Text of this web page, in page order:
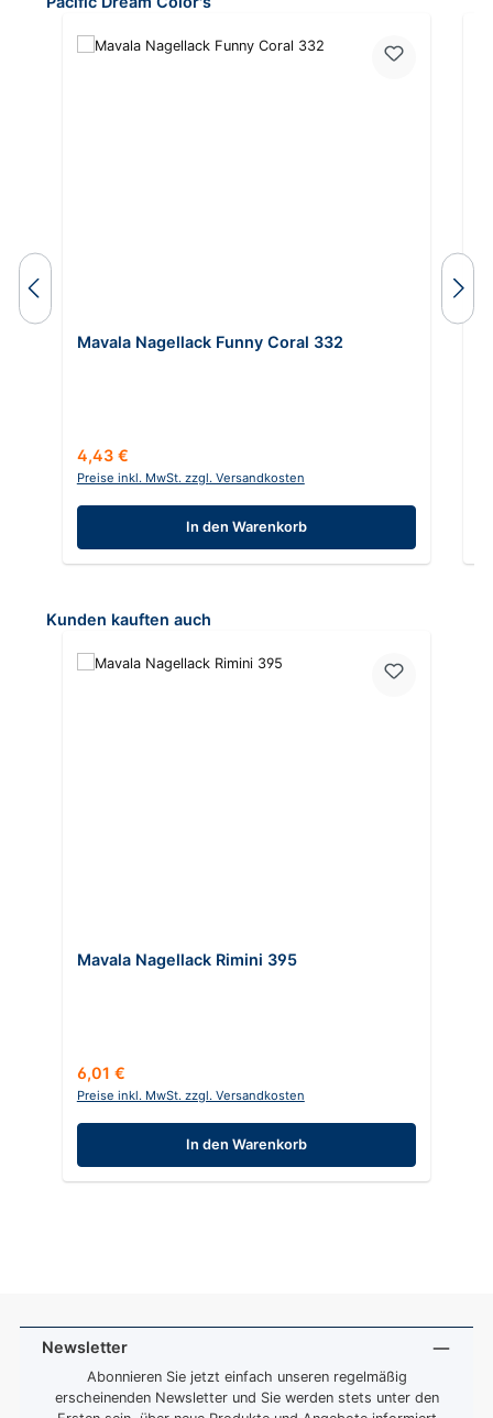
Mavala Nagellack Funny Coral 332
Regulärer Preis:
4,43 €
Preise inkl. MwSt. zzgl. Versandkosten
In den Warenkorb
Produktgalerie überspringen
Kunden kauften auch
Mavala Nagellack Rimini 395
Regulärer Preis:
6,01 €
Preise inkl. MwSt. zzgl. Versandkosten
In den Warenkorb
Newsletter
Abonnieren Sie jetzt einfach unseren regelmäßig
erscheinenden Newsletter und Sie werden stets unter den